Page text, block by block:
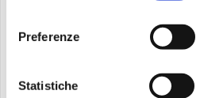
Preferenze
Statistiche
Non perdere l’occasione di vivere
insieme la bellezza della